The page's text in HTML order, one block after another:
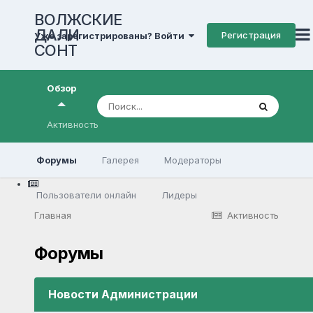
ВОЛЖСКИЕ
ДАЛИ
СОНТ
Уже зарегистрированы? Войти Регистрация
Обзор
Форумы Галерея Модераторы
Пользователи онлайн Лидеры
Активность
Активность
Главная
Форумы
Новости Администрации